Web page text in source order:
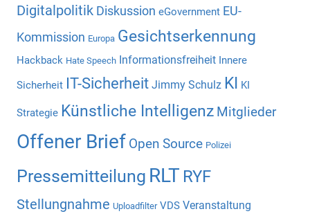
Digitalpolitik Diskussion eGovernment EU-
Kommission Europa Gesichtserkennung
Hackback Hate Speech Informationsfreiheit Innere
Sicherheit IT-Sicherheit Jimmy Schulz KI KI
Strategie Künstliche Intelligenz Mitglieder
Offener Brief Open Source Polizei
Pressemitteilung RLT RYF
Stellungnahme Uploadfilter VDS Veranstaltung